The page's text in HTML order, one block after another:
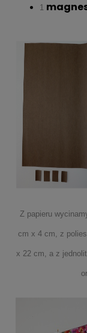
1
Z papieru
cm x 4 cm, z
x 22 cm, a z